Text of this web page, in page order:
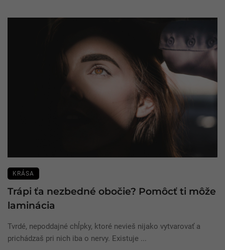
KRÁSA
Trápi ťa nezbedné obočie? Pomôcť ti môže
laminácia
Tvrdé, nepoddajné chĺpky, ktoré nevieš nijako vytvarovať a
prichádzaš pri nich iba o nervy. Existuje ...